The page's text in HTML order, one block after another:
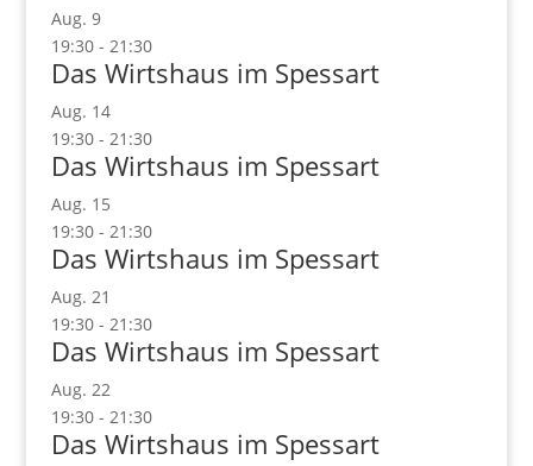
Aug. 9
19:30- 21:30
Das Wirtshaus im Spessart
Aug. 14
19:30- 21:30
Das Wirtshaus im Spessart
Aug. 15
19:30- 21:30
Das Wirtshaus im Spessart
Aug. 21
19:30- 21:30
Das Wirtshaus im Spessart
Aug. 22
19:30- 21:30
Das Wirtshaus im Spessart